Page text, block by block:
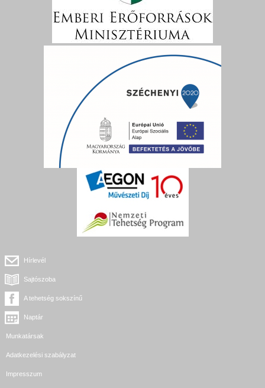
Hírlevél
Sajtószoba
A tehetség sokszínű
Naptár
Munkatársak
Adatkezelési szabályzat
Impresszum